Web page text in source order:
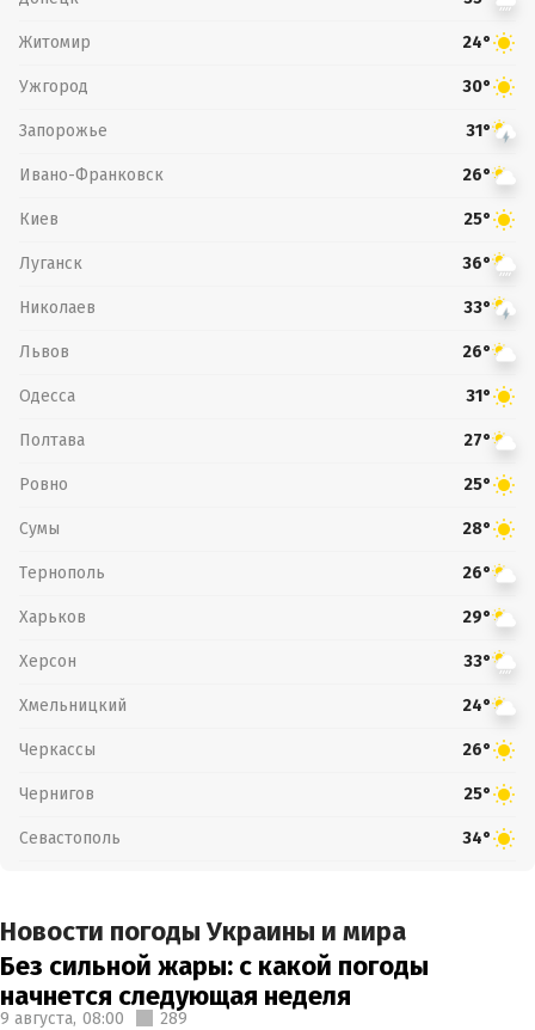
Житомир 24°
Ужгород 30°
Запорожье 31°
Ивано-Франковск 26°
Киев 25°
Луганск 36°
Николаев 33°
Львов 26°
Одесса 31°
Полтава 27°
Ровно 25°
Сумы 28°
Тернополь 26°
Харьков 29°
Херсон 33°
Хмельницкий 24°
Черкассы 26°
Чернигов 25°
Севастополь 34°
Новости погоды Украины и мира
Без сильной жары: с какой погоды
начнется следующая неделя
9 августа, 08:00 289